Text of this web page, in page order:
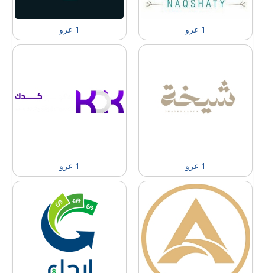
1 عرو 1 عرو
1 عرو 1 عرو